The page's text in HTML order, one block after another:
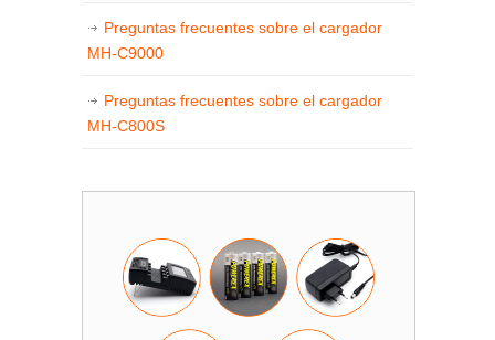
Preguntas frecuentes sobre el cargador
MH-C9000
Preguntas frecuentes sobre el cargador
MH-C800S